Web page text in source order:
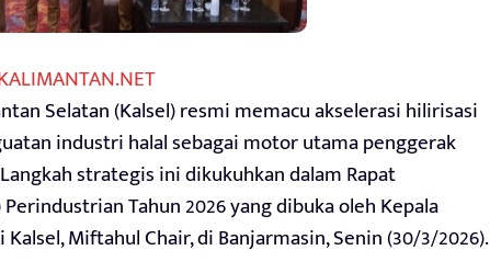
Selatan (Kalsel) resmi memacu akselerasi hilirisasi
industri halal sebagai motor utama penggerak
strategis ini dikukuhkan dalam Rapat
Tahun 2026 yang dibuka oleh Kepala
Miftahul Chair, di Banjarmasin, Senin (30/3/2026).